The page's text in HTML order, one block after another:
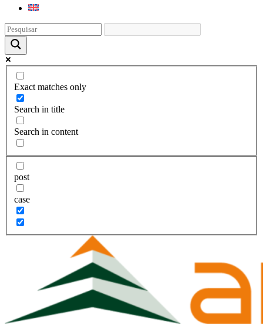
Exact matches only
Search in title
Search in content
post
case